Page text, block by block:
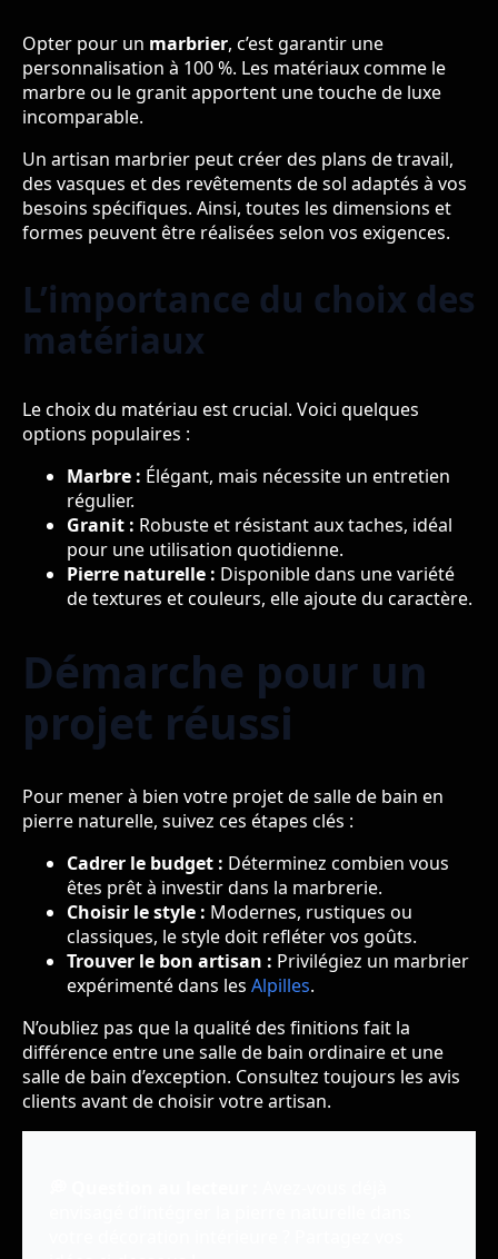
Opter pour un marbrier, c’est garantir une
personnalisation à 100 %. Les matériaux comme le
marbre ou le granit apportent une touche de luxe
incomparable.
Un artisan marbrier peut créer des plans de travail,
des vasques et des revêtements de sol adaptés à vos
besoins spécifiques. Ainsi, toutes les dimensions et
formes peuvent être réalisées selon vos exigences.
L’importance du choix des
matériaux
Le choix du matériau est crucial. Voici quelques
options populaires :
Marbre : Élégant, mais nécessite un entretien
régulier.
Granit : Robuste et résistant aux taches, idéal
pour une utilisation quotidienne.
Pierre naturelle : Disponible dans une variété
de textures et couleurs, elle ajoute du caractère.
Démarche pour un
projet réussi
Pour mener à bien votre projet de salle de bain en
pierre naturelle, suivez ces étapes clés :
Cadrer le budget : Déterminez combien vous
êtes prêt à investir dans la marbrerie.
Choisir le style : Modernes, rustiques ou
classiques, le style doit refléter vos goûts.
Trouver le bon artisan : Privilégiez un marbrier
expérimenté dans les Alpilles.
N’oubliez pas que la qualité des finitions fait la
différence entre une salle de bain ordinaire et une
salle de bain d’exception. Consultez toujours les avis
clients avant de choisir votre artisan.